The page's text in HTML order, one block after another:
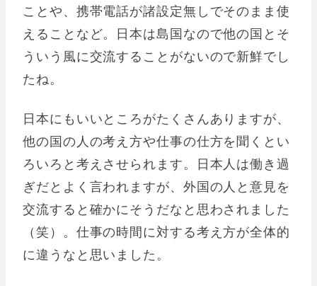
ことや、携帯電話が諸設定無しでそのまま使
えることなど。日本は島国なので他の国とそ
ういう風に交流することがないので新鮮でし
たね。
日本にもいいところがたくさんありますが、
他の国の人の考え方や仕事の仕方を聞くとい
ろいろと考えさせられます。日本人は働き過
ぎだとよく言われますが、外国の人と意見を
交流すると確かにそうだなと思わされました
（笑）。仕事の時間に対する考え方が全体的
に違うなと思いました。